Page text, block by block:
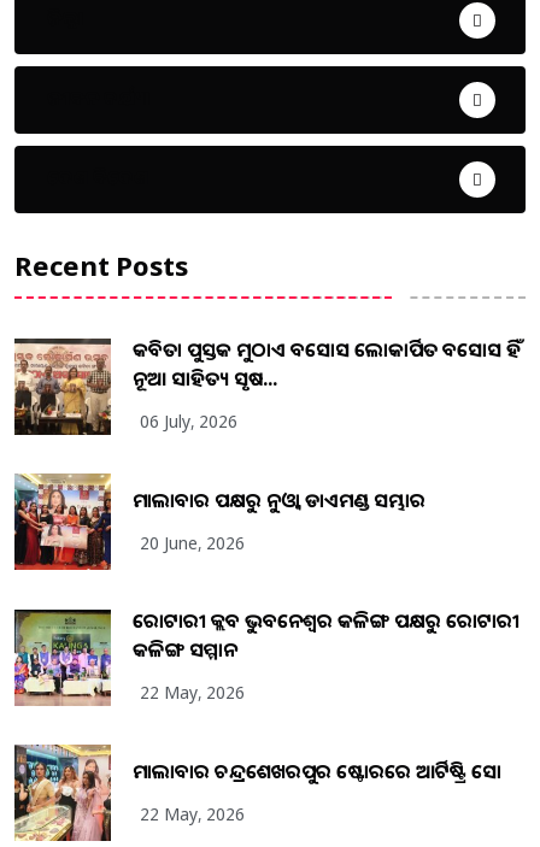
Recent Posts
କବିତା ପୁସ୍ତକ ମୁଠାଏ ଅବସୋସ ଲୋକାର୍ପିତ ଅବସୋସ ହିଁ
ନୂଆ ସାହିତ୍ୟ ସୃଷ...
06 July, 2026
ମାଲାବାର ପକ୍ଷରୁ ନୁଓ୍ବା ଡାଏମଣ୍ଡ ସମ୍ଭାର
20 June, 2026
ରୋଟାରୀ କ୍ଲବ ଭୁବନେଶ୍ୱର କଳିଙ୍ଗ ପକ୍ଷରୁ ରୋଟାରୀ
କଳିଙ୍ଗ ସମ୍ମାନ
22 May, 2026
ମାଲାବାର ଚନ୍ଦ୍ରଶେଖରପୁର ଷ୍ଟୋରରେ ଆର୍ଟିଷ୍ଟ୍ରି ସୋ
22 May, 2026